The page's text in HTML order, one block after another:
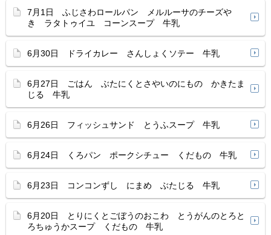
7月1日 ふじさわロールパン メルルーサのチーズや
き ラタトゥイユ コーンスープ 牛乳
6月30日 ドライカレー さんしょくソテー 牛乳
6月27日 ごはん ぶたにくとさやいのにもの かきたま
じる 牛乳
6月26日 フィッシュサンド とうふスープ 牛乳
6月24日 くろパン ポークシチュー くだもの 牛乳
6月23日 コンコンずし にまめ ぶたじる 牛乳
6月20日 とりにくとごぼうのおこわ とうがんのとろと
ろちゅうかスープ くだもの 牛乳